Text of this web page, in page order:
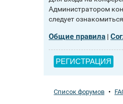
Администратором
следует
Общие правила |
РЕГИСТРАЦИЯ
Список форумов •